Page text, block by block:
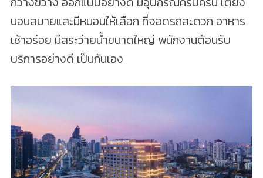
นอนสบายและมีหมอนให้เลือก ที่จอดรถสะดวก อาหาร
เช้าอร่อย มีสระว่ายน้ำขนาดใหญ่ พนักงานต้อนรับ
บริการอย่างดี เป็นกันเอง